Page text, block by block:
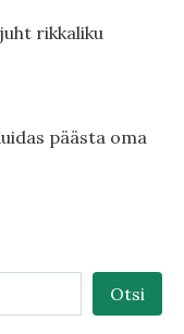
rikkaliku
päästa oma
Otsi